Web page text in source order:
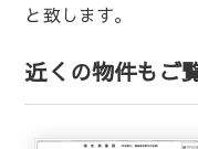
と致します。
近くの物件もご